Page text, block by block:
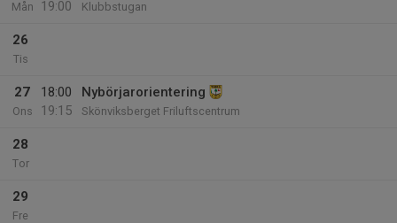
Mån
19:00
Klubbstugan
26
Tis
27
Ons
18:00
19:15
Nybörjarorientering
Skönviksberget Friluftscentrum
28
Tor
29
Fre